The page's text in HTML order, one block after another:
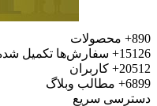
محصولات
سفارش‌ها تکمیل شده
کاربران
مطالب وبلاگ
سریع